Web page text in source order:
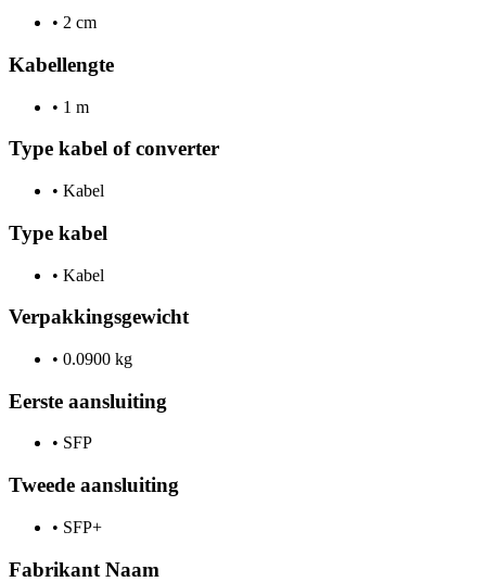
• 2 cm
Kabellengte
• 1 m
Type kabel of converter
• Kabel
Type kabel
• Kabel
Verpakkingsgewicht
• 0.0900 kg
Eerste aansluiting
• SFP
Tweede aansluiting
• SFP+
Fabrikant Naam